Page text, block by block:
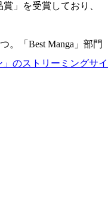
」を受賞しており、
「Best Manga」部門
」のストリーミングサイ